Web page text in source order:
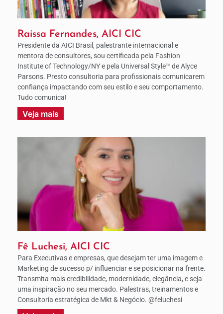
Raissa Fernandes, AICI CIC
Presidente da AICI Brasil, palestrante internacional e
mentora de consultores, sou certificada pela Fashion
Institute of Technology/NY e pela Universal Style™ de Alyce
Parsons. Presto consultoria para profissionais comunicarem
confiança impactando com seu estilo e seu comportamento.
Tudo comunica!
Veja mais
Fê Luchesi, AICI CIC
Para Executivas e empresas, que desejam ter uma imagem e
Marketing de sucesso p/ influenciar e se posicionar na frente.
Transmita mais credibilidade, modernidade, elegância, e seja
uma inspiração no seu mercado. Palestras, treinamentos e
Consultoria estratégica de Mkt & Negócio. @feluchesi